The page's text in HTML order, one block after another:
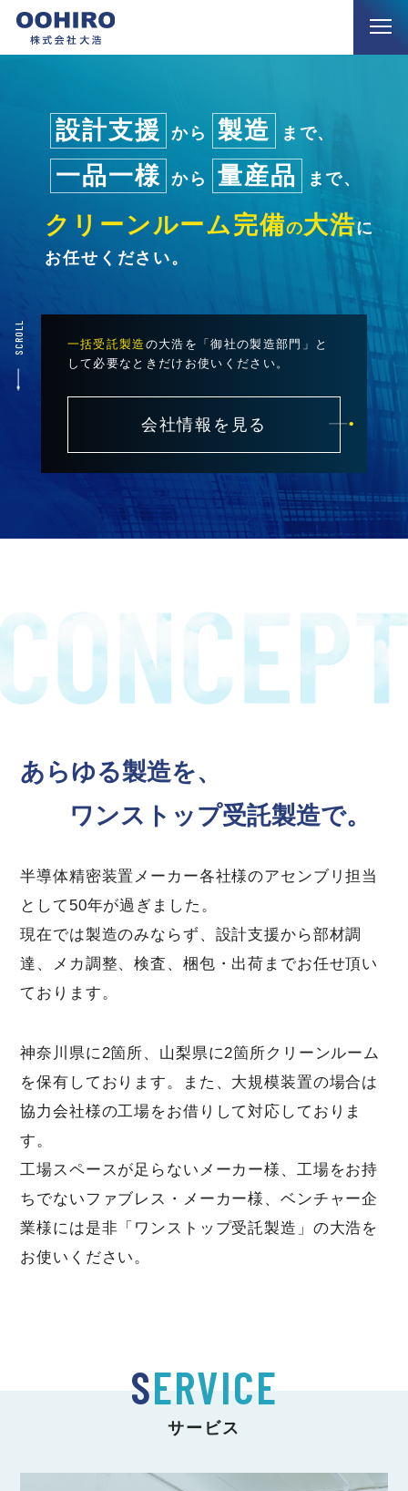
設計支援 から 製造 まで、
一品一様 から 量産品 まで、
クリーンルーム完備の大浩に
お任せください。
一括受託製造 の大浩を「御社の製造部門」と
して 必要なときだけお使いください。
会社情報を見る
SCROLL
あらゆる製造を、
ワンストップ受託製造で。
半導体精密装置メーカー各社様のアセンブリ担当
として50年が過ぎました。
現在では製造のみならず、設計支援から部材調
達、メカ調整、検査、梱包・出荷までお任せ頂い
ております。
神奈川県に2箇所、山梨県に2箇所クリーンルーム
を保有しております。また、大規模装置の場合は
協力会社様の工場をお借りして対応しておりま
す。
工場スペースが足らないメーカー様、工場をお持
ちでないファブレス・メーカー様、ベンチャー企
業様には是非「ワンストップ受託製造」の大浩を
お使いください。
SERVICE
サービス